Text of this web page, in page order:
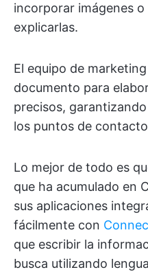
incorporar imágenes
explicarlas.
El equipo de
documento para
precisos,
los puntos de
Lo mejor de todo es
que ha acumulado en
sus aplicaciones
fácilmente con
que escribir la
busca utilizando